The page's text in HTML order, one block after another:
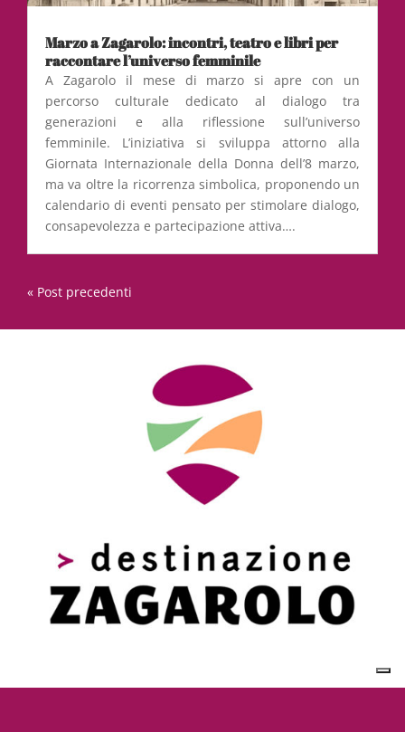
Marzo a Zagarolo: incontri, teatro e libri per
raccontare l’universo femminile
A Zagarolo il mese di marzo si apre con un
percorso culturale dedicato al dialogo tra
generazioni e alla riflessione sull’universo
femminile. L’iniziativa si sviluppa attorno alla
Giornata Internazionale della Donna dell’8 marzo,
ma va oltre la ricorrenza simbolica, proponendo un
calendario di eventi pensato per stimolare dialogo,
consapevolezza e partecipazione attiva….
« Post precedenti